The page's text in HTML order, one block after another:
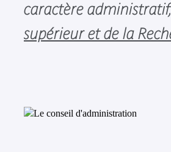
caractère
supérieur et de la